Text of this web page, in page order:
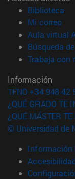
Biblioteca
Mi correo
Aula virtual
Búsqueda
Trabaja con
Información
TFNO +34 948 42
¿QUÉ GRADO TE
¿QUÉ MÁSTER TE
© Universidad de
Información